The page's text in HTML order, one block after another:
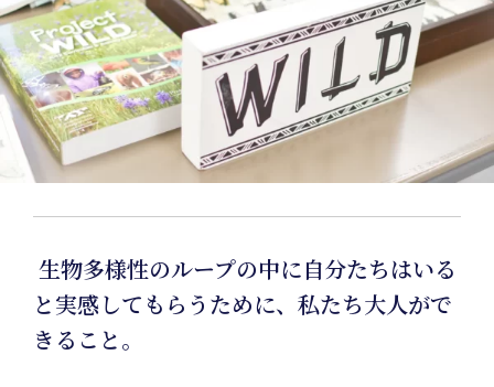
生物多様性のループの中に自分たちはいる
と実感してもらうために、私たち大人がで
きること。